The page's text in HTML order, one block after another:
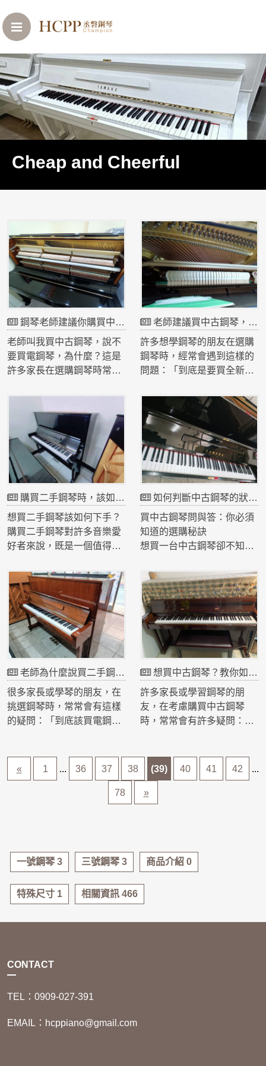
Cheap and Cheerful
鋼琴老師建議你購買中古鋼琴而非電鋼琴，其實是出於對學習效果與孩子未來音樂發展的負責
老師叫我買中古鋼琴，說不
要買電鋼琴，為什麼？這是
許多家長在選購鋼琴時常見
並不是沒有道理，尤其是在
學琴的初期，選擇一台適合
的鋼琴對孩子的發展至關重
要。那麼，為什麼老師會推
薦中古鋼琴而非電鋼琴呢？
讓我們從幾個角度來深入探
討。
老師建議買中古鋼琴，不用買新琴，更不要買電鋼琴，為什麼？
許多想學鋼琴的朋友在選購
鋼琴時，經常會遇到這樣的
問題：「到底是要買全新鋼
鋼琴又能不能取代傳統鋼
琴？」不少音樂老師都會建
議學生購買中古鋼琴，而不
是花大錢買新的，更不要選
擇電鋼琴。那麼，這背後的
原因是什麼呢？今天就來為
大家分析老師們的看法，幫
助你做出最適合自己的選
擇！
購買二手鋼琴時，該如何從多種選擇中挑出最適合你的那一台?
想買二手鋼琴該如何下手？
購買二手鋼琴對許多音樂愛
好者來說，既是一個值得考
慎決策的過程。隨著鋼琴需
求的多樣化，越來越多的人
選擇購買二手鋼琴，因為它
不僅能滿足音樂學習的需
求，還能為預算有限的家庭
提供更具性價比的選擇。然
而，如何選擇一台適合自己
的二手鋼琴卻是許多人心中
的疑惑。今天，我們就來探
討一下，當你決定購買二手
鋼琴時，該如何從多種選擇
如何判斷中古鋼琴的狀況是否良好？
買中古鋼琴問與答：你必須
知道的選購秘訣
想買一台中古鋼琴卻不知道
古鋼琴是一件需要用心和耐
心的事情，尤其是在鋼琴市
場中有各式各樣的選擇。如
果你還在猶豫該如何選擇，
下面這篇文章的問答形式，
將幫助你解答在購買中古鋼
琴過程中的疑問，讓你在選
擇鋼琴時更加清楚、明確。
老師為什麼說買二手鋼琴比電鋼琴好？原因大解析！
很多家長或學琴的朋友，在
挑選鋼琴時，常常會有這樣
的疑問：「到底該買電鋼琴
得電鋼琴便宜、省空間、還
可以戴耳機練習，似乎比傳
統鋼琴更方便。但為什麼大
多數鋼琴老師都會建議直接
了解為何老師們會這麼推
想買中古鋼琴？教你如何選擇最適合的好琴！
許多家長或學習鋼琴的朋
友，在考慮購買中古鋼琴
時，常常會有許多疑問：該
容易故障？ 其實，選擇品質
良好的中古鋼琴，不僅能大
幅降低購琴成本，還能擁有
與全新鋼琴相似的音質與手
選購中古鋼琴的必知重點，
« 1 ... 36 37 38 (39) 40 41 42 ...
78 »
一號鋼琴 3 三號鋼琴 3 商品介紹 0
特殊尺寸 1 相關資訊 466
CONTACT
TEL：0909-027-391
EMAIL：hcppiano@gmail.com